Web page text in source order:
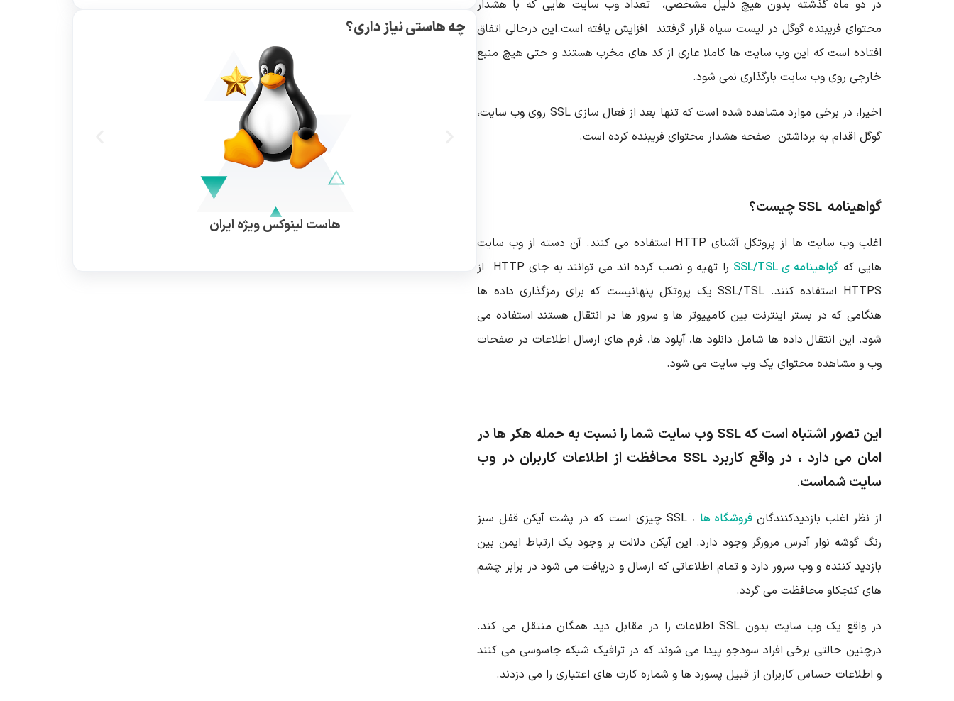
در دو ماه گذشته بدون هیچ دلیل مشخصی، تعداد وب سایت هایی که با هشدار
محتوای فریبنده گوگل در لیست سیاه قرار گرفتند افزایش یافته است.این درحالی اتفاق
افتاده است که این وب سایت ها کاملا عاری از کد های مخرب هستند و حتی هیچ منبع
خارجی روی وب سایت بارگذاری نمی شود.
اخیرا، در برخی موارد مشاهده شده است که تنها بعد از فعال سازی SSL روی وب سایت،
گوگل اقدام به برداشتن صفحه هشدار محتوای فریبنده کرده است.
گواهینامه SSL چیست؟
اغلب وب سایت ها از پروتکل آشنای HTTP استفاده می کنند. آن دسته از وب سایت
هایی که گواهینامه ی SSL/TSL
را تهیه و نصب کرده اند می توانند به جای HTTP از
HTTPS استفاده کنند. SSL/TSL یک پروتکل پنهانیست که برای رمزگذاری داده ها
هنگامی که در بستر اینترنت بین کامپیوتر ها و سرور ها در انتقال هستند استفاده می
شود. این انتقال داده ها شامل دانلود ها، آپلود ها، فرم های ارسال اطلاعات در صفحات
وب و مشاهده محتوای یک وب سایت می شود.
این تصور اشتباه است که
SSL وب سایت شما را نسبت به حمله هکر ها در
امان می دارد ، در واقع کاربرد
SSL محافظت از اطلاعات کاربران در وب
سایت شماست.
از نظر اغلب بازدیدکنندگانفروشگاه ها
، SSL چیزی است که در پشت آیکن قفل سبز
رنگ گوشه نوار آدرس مرورگر وجود دارد. این آیکن دلالت بر وجود یک ارتباط ایمن بین
بازدید کننده و وب سرور دارد و تمام اطلاعاتی که ارسال و دریافت می شود در برابر چشم
های کنجکاو محافظت می گردد.
در واقع یک وب سایت بدون SSL اطلاعات را در مقابل دید همگان منتقل می کند.
درچنین حالتی برخی افراد سودجو پیدا می شوند که در ترافیک شبکه جاسوسی می کنند
و اطلاعات حساس کاربران از قبیل پسورد ها و شماره کارت های اعتباری را می دزدند.
چه هاستی نیاز داری؟
هاست لینوکس ویژه ایران